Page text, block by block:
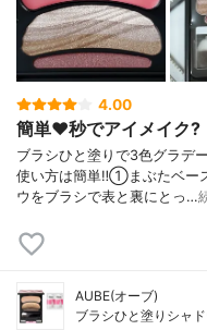
4.00
簡単❤️秒でアイメイク?
ブラシひと塗りで3色グラデ
使い方は簡単‼️①まぶたベー
ウをブラシで表と裏にとっ…
AUBE(オーブ)
ブラシひと塗りシャ